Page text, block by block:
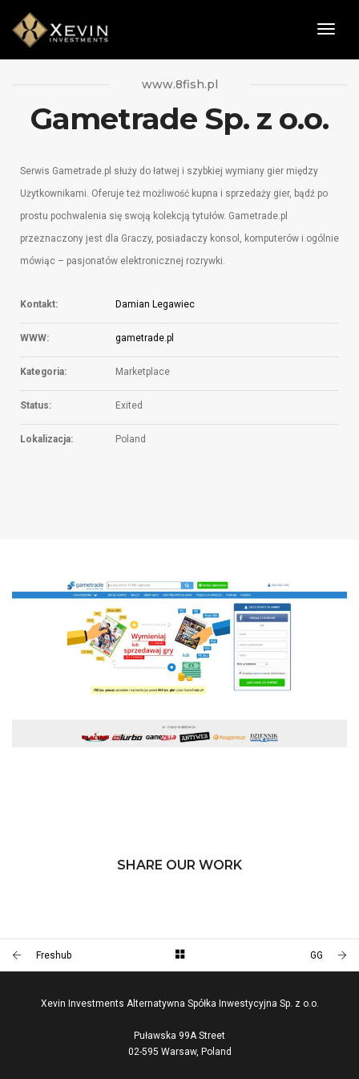
www.8fish.pl
Gametrade Sp. z o.o.
Serwis Gametrade.pl służy do łatwej i szybkiej wymiany gier między
Użytkownikami. Oferuje też możliwość kupna i sprzedaży gier, bądź po
prostu pochwalenia się swoją kolekcją tytułów. Gametrade.pl
przeznaczony jest dla Graczy, posiadaczy konsol, komputerów i ogólnie
mówiąc – pasjonatów elektronicznej rozrywki.
Kontakt: Damian Legawiec
WWW: gametrade.pl
Kategoria: Marketplace
Status: Exited
Lokalizacja: Poland
SHARE OUR WORK
Freshub GG
Xevin Investments Alternatywna Spółka Inwestycyjna Sp. z o.o.
Puławska 99A Street
02-595 Warsaw, Poland